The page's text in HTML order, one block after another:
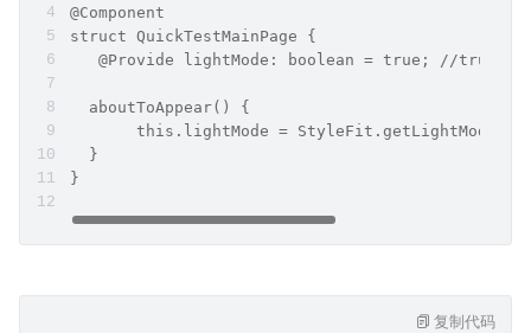
@Component
struct QuickTestMainPage {
@Provide lightMode: boolean = true; //true 日间
  aboutToAppear() {
       this.lightMode = StyleFit.getLightMode();
  }
}
复制代码